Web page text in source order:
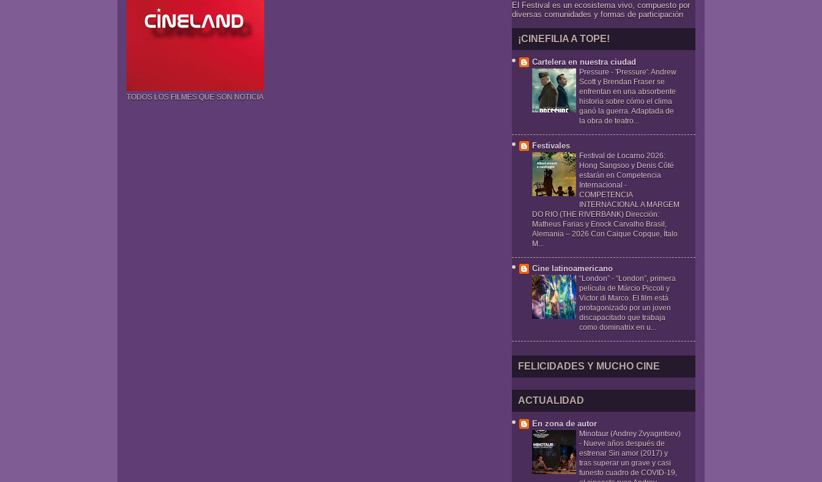
TODOS LOS FILMES QUE SON NOTICIA
El Festival es un ecosistema vivo, compuesto por
diversas comunidades y formas de participación
¡CINEFILIA A TOPE!
Cartelera en nuestra ciudad
Pressure - 'Pressure': Andrew
Scott y Brendan Fraser se
enfrentan en una absorbente
historia sobre cómo el clima
ganó la guerra. Adaptada de
la obra de teatro...
Festivales
Festival de Locarno 2026:
Hong Sangsoo y Denis Côté
estarán en Competencia
Internacional -
COMPETENCIA
INTERNACIONAL A MARGEM
DO RIO (THE RIVERBANK) Dirección:
Matheus Farias y Enock Carvalho Brasil,
Alemania – 2026 Con Caique Copque, Ítalo
M...
Cine latinoamericano
“London” - “London”, primera
película de Márcio Piccoli y
Victor di Marco. El film está
protagonizado por un joven
discapacitado que trabaja
como dominatrix en u...
FELICIDADES Y MUCHO CINE
ACTUALIDAD
En zona de autor
Minotaur (Andrey Zvyagintsev)
- Nueve años después de
estrenar Sin amor (2017) y
tras superar un grave y casi
funesto cuadro de COVID-19,